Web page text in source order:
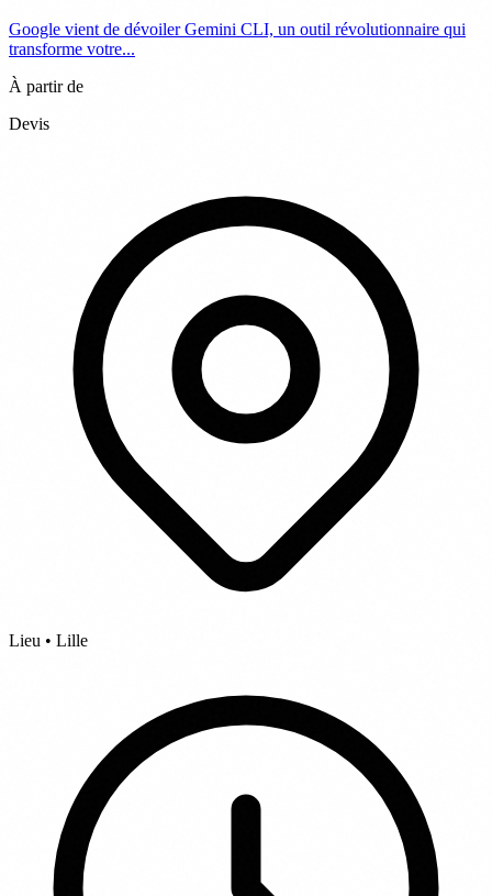
Google vient de dévoiler Gemini CLI, un outil révolutionnaire qui
transforme votre...
À partir de
Devis
Lieu • Lille